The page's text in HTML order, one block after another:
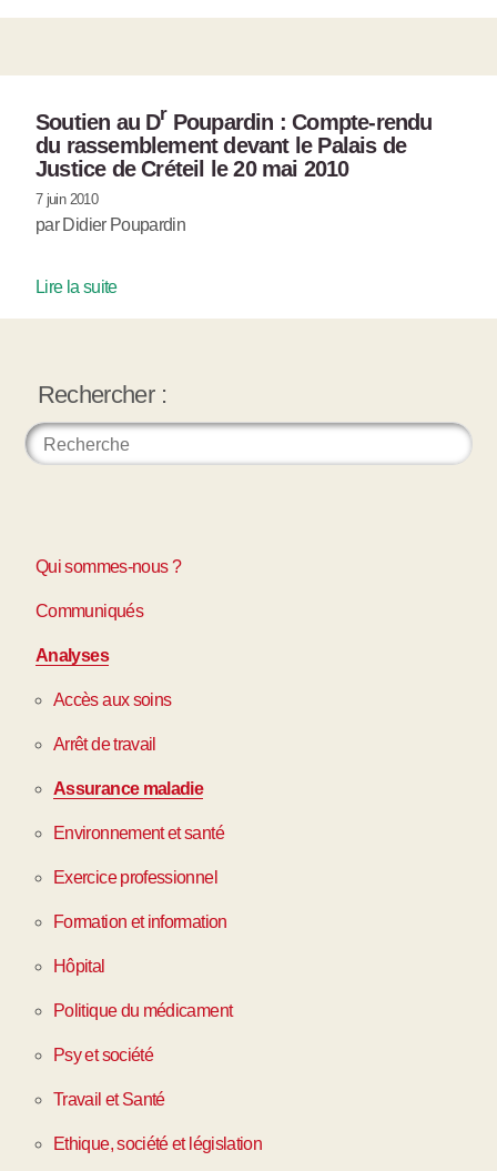
Soutien au Dr Poupardin : Compte-rendu
du rassemblement devant le Palais de
Justice de Créteil le 20 mai 2010
7 juin 2010
par Didier Poupardin
Lire la suite
Rechercher :
Qui sommes-nous ?
Communiqués
Analyses
Accès aux soins
Arrêt de travail
Assurance maladie
Environnement et santé
Exercice professionnel
Formation et information
Hôpital
Politique du médicament
Psy et société
Travail et Santé
Ethique, société et législation